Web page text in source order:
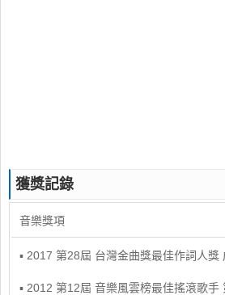
獲獎記錄
音樂獎項
▪ 2017 第28屆 台灣金曲獎最佳作詞人獎
▪ 2012 第12屆 音樂風雲榜最佳搖滾歌手